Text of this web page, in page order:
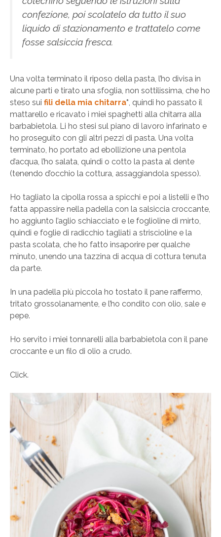
confezione, poi scolatelo da tutto il suo
liquido di stazionamento e trattatelo come
fosse salsiccia fresca.
Una volta terminato il riposo della pasta, l’ho divisa in
alcune parti e tirato una sfoglia, non sottilissima, che ho
steso sui fili della mia chitarra*, quindi ho passato il
mattarello e ricavato i miei spaghetti alla chitarra alla
barbabietola. Li ho stesi sul piano di lavoro infarinato e
ho proseguito con gli altri pezzi di pasta. Una volta
terminato, ho portato ad ebollizione una pentola
d’acqua, l’ho salata, quindi o cotto la pasta al dente
(tenendo d’occhio la cottura, assaggiandola spesso).
Ho tagliato la cipolla rossa a spicchi e poi a listelli e l’ho
fatta appassire nella padella con la salsiccia croccante,
ho aggiunto l’aglio schiacciato e le foglioline di mirto,
quindi e foglie di radicchio tagliati a striscioline e la
pasta scolata, che ho fatto insaporire per qualche
minuto, unendo una tazzina di acqua di cottura tenuta
da parte.
In una padella più piccola ho tostato il pane raffermo,
tritato grossolanamente, e l’ho condito con olio, sale e
pepe.
Ho servito i miei tonnarelli alla barbabietola con il pane
croccante e un filo di olio a crudo.
Click.